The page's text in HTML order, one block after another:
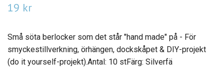
19 kr
Små söta berlocker som det står "hand made" på - För
smyckestillverkning, örhängen, dockskåpet & DIY-projekt
(do it yourself-projekt).Antal: 10 stFärg: Silverfä